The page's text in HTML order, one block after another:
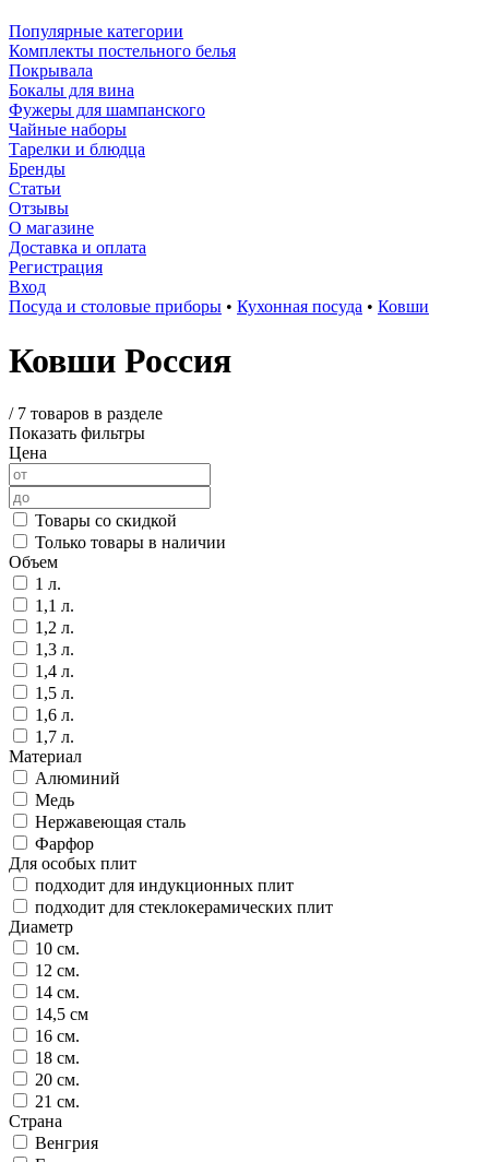
Популярные категории
Комплекты постельного белья
Покрывала
Бокалы для вина
Фужеры для шампанского
Чайные наборы
Тарелки и блюдца
Бренды
Статьи
Отзывы
О магазине
Доставка и оплата
Регистрация
Вход
Посуда и столовые приборы • Кухонная посуда • Ковши
Ковши Россия
/ 7 товаров в разделе
Показать фильтры
Цена
Товары со скидкой
Только товары в наличии
Объем
1 л.
1,1 л.
1,2 л.
1,3 л.
1,4 л.
1,5 л.
1,6 л.
1,7 л.
Материал
Алюминий
Медь
Нержавеющая сталь
Фарфор
Для особых плит
подходит для индукционных плит
подходит для стеклокерамических плит
Диаметр
10 см.
12 см.
14 см.
14,5 см
16 см.
18 см.
20 см.
21 см.
Страна
Венгрия